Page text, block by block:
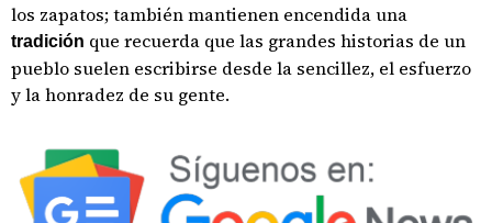
los zapatos; también mantienen encendida una
tradición que recuerda que las grandes historias de un
pueblo suelen escribirse desde la sencillez, el esfuerzo
y la honradez de su gente.